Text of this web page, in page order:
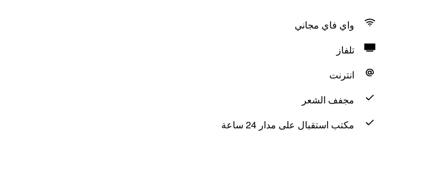
واي فاي مجاني
تلفاز
انترنت
مجفف الشعر
مكتب استقبال على مدار 24 ساعة